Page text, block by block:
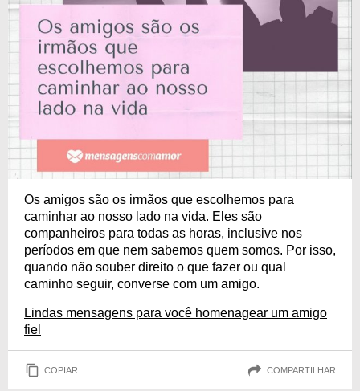
Os amigos são os irmãos que escolhemos para
caminhar ao nosso lado na vida. Eles são
companheiros para todas as horas, inclusive nos
períodos em que nem sabemos quem somos. Por isso,
quando não souber direito o que fazer ou qual
caminho seguir, converse com um amigo.
Lindas mensagens para você homenagear um amigo
fiel
COPIAR COMPARTILHAR